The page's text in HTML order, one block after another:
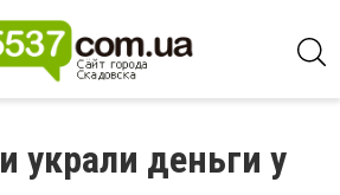
украли деньги у